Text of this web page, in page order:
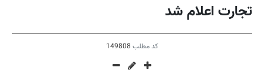
تجارت اعلام شد
کد مطلب 149808